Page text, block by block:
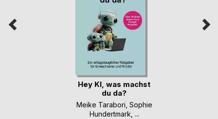
Hey KI, was machst
du da?
Meike Tarabori Sophie
Hundertmark , ...